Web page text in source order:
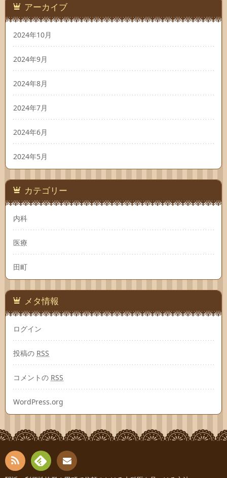
アーカイブ
2024年10月
2024年9月
2024年8月
2024年7月
2024年6月
2024年5月
カテゴリー
内科
医療
田町
メタ情報
ログイン
投稿の RSS
コメントの RSS
WordPress.org